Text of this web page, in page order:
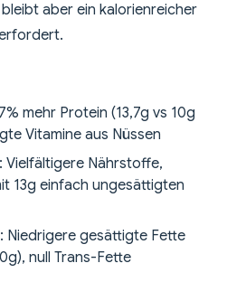
aber ein kalorienreicher
mehr Protein (13,7g vs 10g
Vitamine aus Nüssen
: Vielfältigere Nährstoffe,
13g einfach ungesättigten
: Niedrigere gesättigte Fette
null Trans-Fette